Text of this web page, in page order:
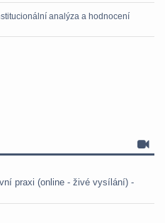
analýza a hodnocení
praxi (online - živé vysílání) -